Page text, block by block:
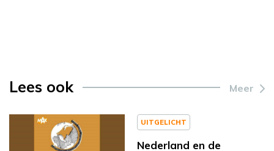
Lees ook Meer
UITGELICHT
Nederland en de